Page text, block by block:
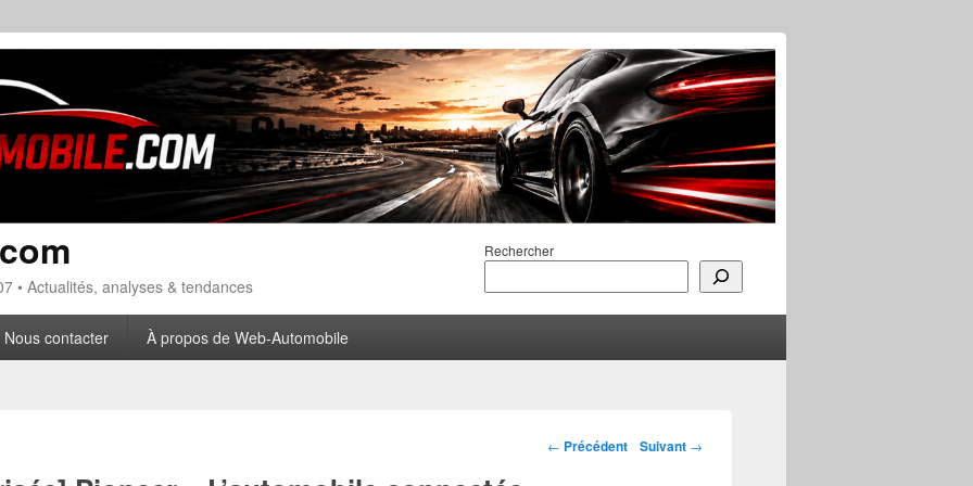
Rechercher
• Actualités, analyses & tendances
Nous contacter À propos de Web-Automobile
Navigation des
← Précédent Suivant →